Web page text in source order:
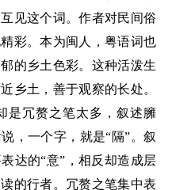
见这个词。作者对民间俗
彩。本为闽人，粤语词也
的乡土色彩。这种活泼生
乡土，善于观察的长处。
是冗赘之笔太多，叙述臃
，一个字，就是“隔”。叙
达的“意”，相反却造成层
的行者。冗赘之笔集中表